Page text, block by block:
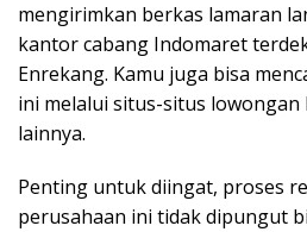
mengirimkan berkas lamaran
kantor cabang Indomaret
Enrekang. Kamu juga bisa
ini melalui situs-situs lowongan
lainnya.
Penting untuk diingat, proses
perusahaan ini tidak dipungut